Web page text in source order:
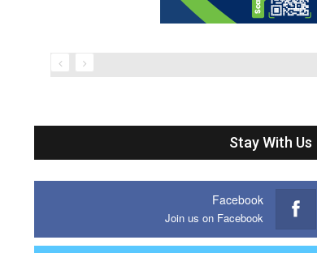
Stay With Us
Facebook
Join us on Facebook